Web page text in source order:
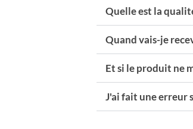
Quelle est la
Quand vais-je
Et si le produit ne
J'ai fait une erreur